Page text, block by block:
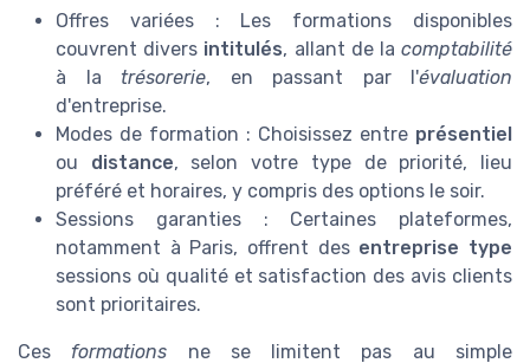
Offres variées : Les formations disponibles
couvrent divers intitulés, allant de lacomptabilité
à la trésorerie, en passant par l'évaluation
d'entreprise.
Modes de formation : Choisissez entre présentiel
ou distance, selon votre type de priorité, lieu
préféré et horaires, y compris des options le soir.
Sessions garanties : Certaines plateformes,
notamment à Paris, offrent des entreprise type
sessions où qualité et satisfaction des avis clients
sont prioritaires.
Ces formations ne se limitent pas au simple